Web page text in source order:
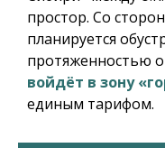
простор. Со
планируется
протяженностью
войдёт в зону
единым тарифом.